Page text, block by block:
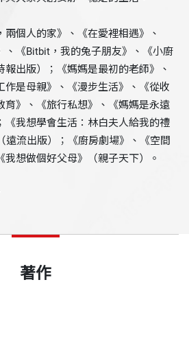
個人的家》、《在愛裡相遇》、
、《Bitbit，我的兔子朋友》、《小廚
出版）；《媽媽是最初的老師》、
作是母親》、《漫步生活》、《從收
育》、《旅行私想》、《媽媽是永遠
《我想學會生活：林白夫人給我的禮
遠流出版）；《廚房劇場》、《空間
想做個好父母》（親子天下）。
著作